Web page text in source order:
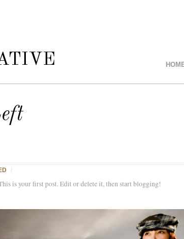
/
is your first post. Edit or delete it, then start blogging!